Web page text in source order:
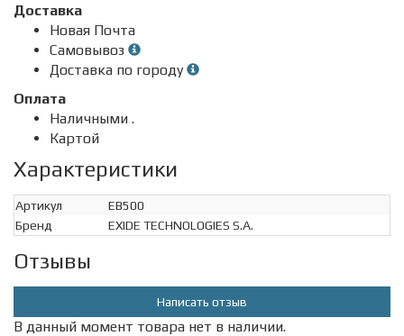
Доставка
Новая Почта
Самовывоз
Доставка по городу
Оплата
Наличными .
Картой
Характеристики
Артикул
EB500
Бренд
EXIDE TECHNOLOGIES S.A.
Отзывы
Написать отзыв
В данный момент товара нет в наличии.